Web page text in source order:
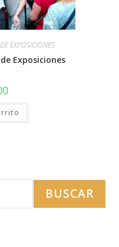
EXPOSICIONES
Exposiciones
BUSCAR